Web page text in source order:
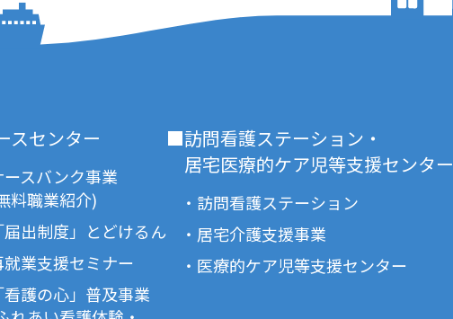
スセンター
ースバンク事業
料職業紹介)
届出制度」とどけるん
就業支援セミナー
看護の心」普及事業
■訪問看護ステーション・
居宅医療的ケア児等支援センター
・訪問看護ステーション
・居宅介護支援事業
・医療的ケア児等支援センター